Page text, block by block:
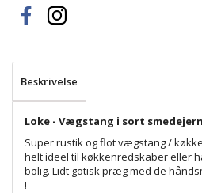
Beskrivelse
Loke - Vægstang i sort
Super rustik og flot vægstang /
helt ideel til køkkenredskaber eller
bolig. Lidt gotisk præg med de
!